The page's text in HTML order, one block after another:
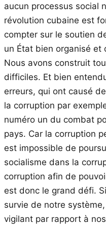
aucun processus social
révolution cubaine est
compter sur le soutien
un État bien organisé
Nous avons construit
difficiles. Et bien
erreurs, qui ont causé
la corruption par
numéro un du combat
pays. Car la corruption
est impossible de
socialisme dans la
corruption afin de
est donc le grand défi.
survie de notre
vigilant par rapport à